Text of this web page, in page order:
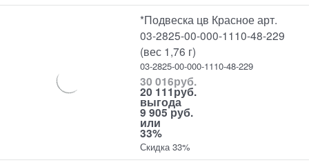
*Подвеска цв Красное арт.
03-2825-00-000-1110-48-229
(вес 1,76 г)
03-2825-00-000-1110-48-229
30 016руб.
20 111руб.
выгода
9 905 руб.
или
33%
Скидка 33%